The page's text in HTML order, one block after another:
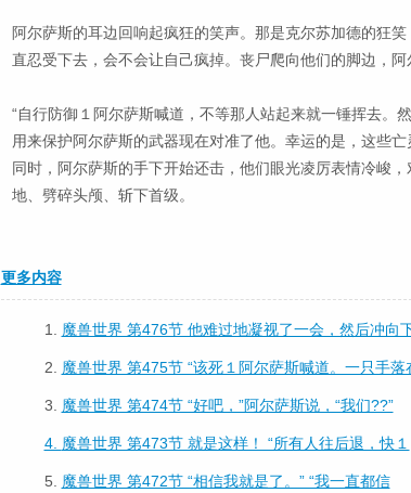
阿尔萨斯的耳边回响起疯狂的笑声。那是克尔苏加德的狂
直忍受下去，会不会让自己疯掉。丧尸爬向他们的脚边，阿
“自行防御１阿尔萨斯喊道，不等那人站起来就一锤挥去。
用来保护阿尔萨斯的武器现在对准了他。幸运的是，这些
同时，阿尔萨斯的手下开始还击，他们眼光凌厉表情冷峻
地、劈碎头颅、斩下首级。
更多内容
1. 魔兽世界 第476节 他难过地凝视了一会，然后冲向
2. 魔兽世界 第475节 “该死１阿尔萨斯喊道。一只手落
3. 魔兽世界 第474节 “好吧，”阿尔萨斯说，“我们??”
4. 魔兽世界 第473节 就是这样！ “所有人往后退，快１
5. 魔兽世界 第472节 “相信我就是了。” “我一直都信